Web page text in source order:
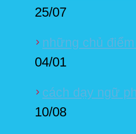
25/07
những chủ
04/01
cách dạy ngữ
10/08